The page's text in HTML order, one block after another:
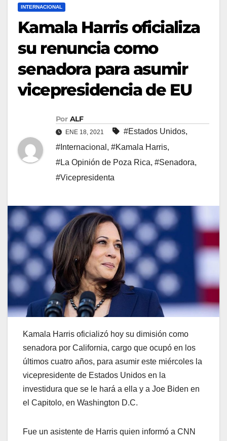
INTERNACIONAL
Kamala Harris oficializa
su renuncia como
senadora para asumir
vicepresidencia de EU
Por ALF
ENE 18, 2021 #Estados Unidos,
#Internacional , #Kamala Harris,
#La Opinión de Poza Rica, #Senadora,
#Vicepresidenta
Kamala Harris oficializó hoy su dimisión como
senadora por California, cargo que ocupó en los
últimos cuatro años, para asumir este miércoles la
vicepresidente de Estados Unidos en la
investidura que se le hará a ella y a Joe Biden en
el Capitolo, en Washington D.C.
Fue un asistente de Harris quien informó a CNN